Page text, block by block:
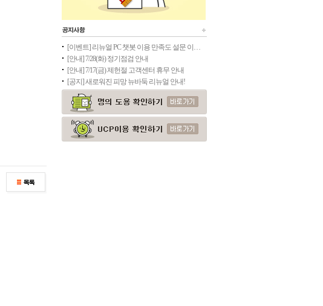
[이벤트] 리뉴얼 PC 챗봇 이용 만족도 설문 이벤트
[안내] 7/28(화) 정기점검 안내
[안내] 7/17(금) 제헌절 고객센터 휴무 안내
[공지] 새로워진 피망 뉴바둑 리뉴얼 안내!